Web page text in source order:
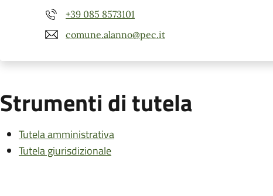
+39 085 8573101
comune.alanno@pec.it
Strumenti di tutela
Tutela amministrativa
Tutela giurisdizionale